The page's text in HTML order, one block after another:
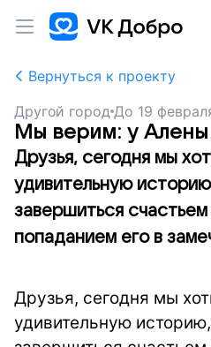
Вернуться к проекту
Другой город До 19
Мы верим: у Алены
Друзья, сегодня мы
удивительную
завершиться
попаданием его в
Друзья, сегодня мы
удивительную